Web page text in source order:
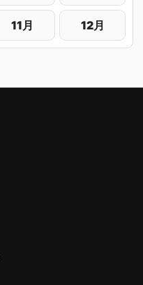
11月 12月